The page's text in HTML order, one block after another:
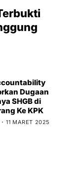
Dugaan
SHGB di
Ke KPK
11 MARET 2025